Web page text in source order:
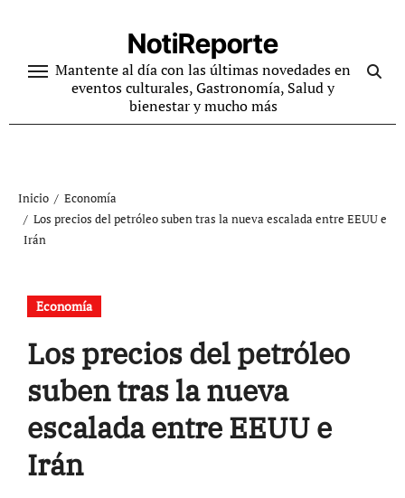
contenido
NotiReporte
Mantente al día con las últimas novedades en
eventos culturales, Gastronomía, Salud y
bienestar y mucho más
Inicio
Economía
Los precios del petróleo suben tras la nueva escalada entre EEUU e
Irán
Economía
Los precios del petróleo
suben tras la nueva
escalada entre EEUU e
Irán